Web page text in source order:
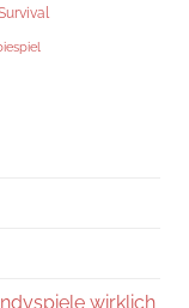
wirklich